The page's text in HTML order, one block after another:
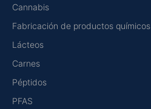
Cannabis
Fabricación de productos químicos
Lácteos
Carnes
Péptidos
PFAS